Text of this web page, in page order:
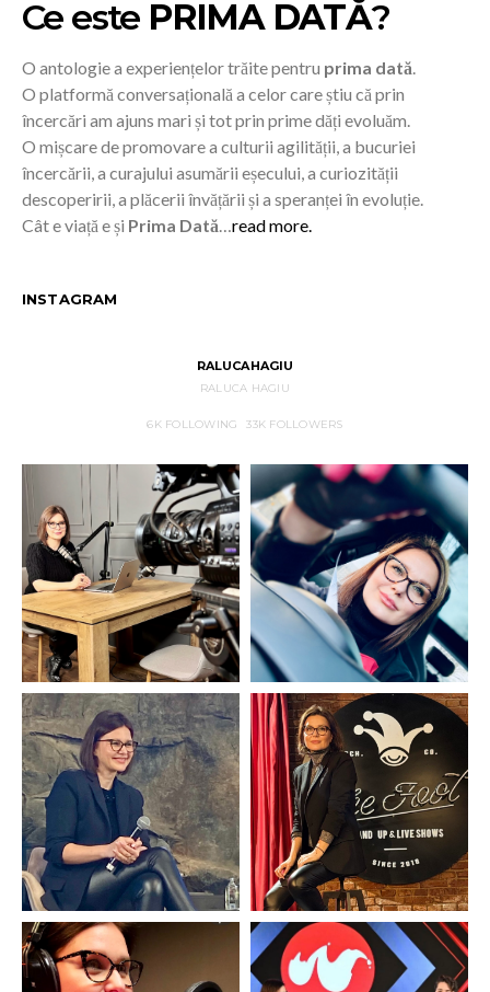
Ce este PRIMA DATĂ?
O antologie a experiențelor trăite pentru prima dată.
O platformă conversațională a celor care știu că prin
încercări am ajuns mari și tot prin prime dăți evoluăm.
O mișcare de promovare a culturii agilității, a bucuriei
încercării, a curajului asumării eșecului, a curiozității
descoperirii, a plăcerii învățării și a speranței în evoluție.
Cât e viață e și Prima Dată…read more.
INSTAGRAM
RALUCAHAGIU
RALUCA HAGIU
6KFOLLOWING 33K FOLLOWERS